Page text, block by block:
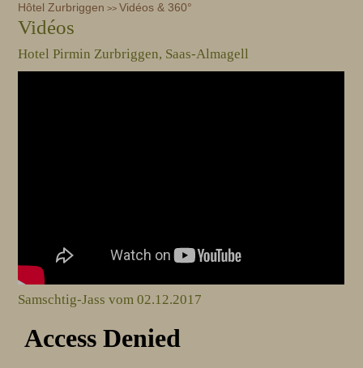
Hôtel Zurbriggen >> Vidéos & 360°
Vidéos
Hotel Pirmin Zurbriggen, Saas-Almagell
Samschtig-Jass vom 02.12.2017